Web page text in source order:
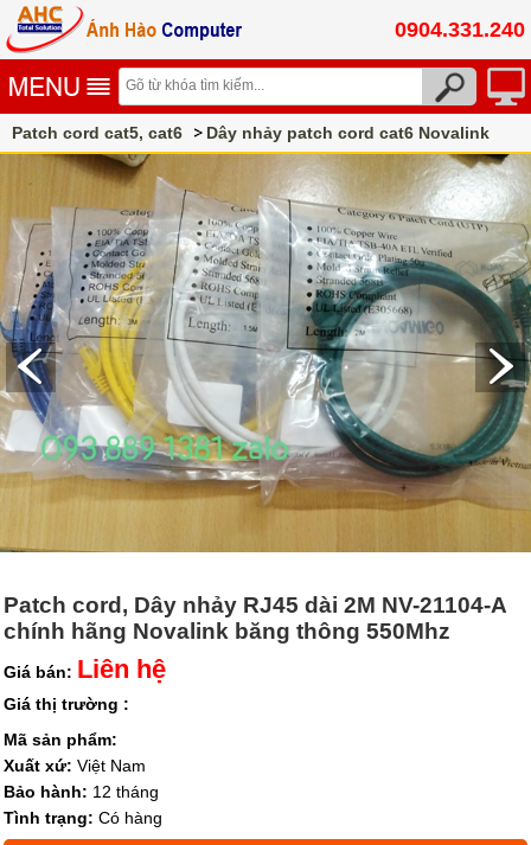
0904.331.240
Patch cord cat5, cat6 Dây nhảy patch cord cat6 Novalink
Patch cord, Dây nhảy RJ45 dài 2M NV-21104-A
chính hãng Novalink băng thông 550Mhz
Giá bán: Liên hệ
Giá thị trường :
Mã sản phẩm:
Xuất xứ: Việt Nam
Bảo hành: 12 tháng
Tình trạng: Có hàng